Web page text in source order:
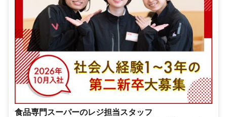
食品専門スーパーのレジ担当スタッフ